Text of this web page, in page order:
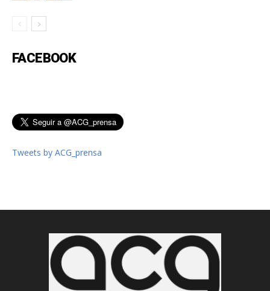
FACEBOOK
Tweets by ACG_prensa